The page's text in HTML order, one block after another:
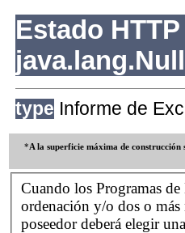
*A la superficie máxima de
Cuando los Programas
ordenación y/o dos o
poseedor deberá elegir